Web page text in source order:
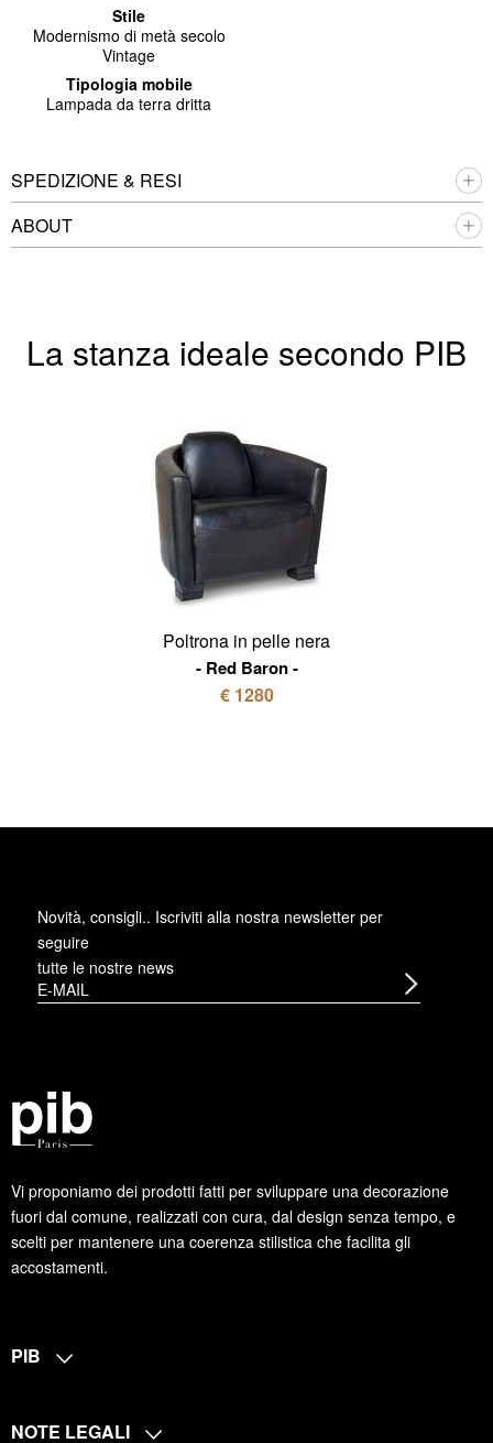
Stile
Modernismo di metà secolo
Vintage
Tipologia mobile
Lampada da terra dritta
SPEDIZIONE & RESI
ABOUT
La stanza ideale secondo PIB
Poltrona in pelle nera
Red Baron
€ 1280
Vi proponiamo dei prodotti fatti per sviluppare una decorazione
fuori dal comune, realizzati con cura, dal design senza tempo, e
scelti per mantenere una coerenza stilistica che facilita gli
accostamenti.
Novità, consigli.. Iscriviti alla nostra newsletter per
seguire
tutte le nostre news
PIB
NOTE LEGALI